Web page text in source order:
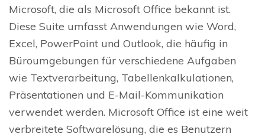
Microsoft, die als Microsoft Office bekannt ist.
Diese Suite umfasst Anwendungen wie Word,
Excel, PowerPoint und Outlook, die häufig in
Büroumgebungen für verschiedene Aufgaben
wie Textverarbeitung, Tabellenkalkulationen,
Präsentationen und E-Mail-Kommunikation
verwendet werden. Microsoft Office ist eine weit
verbreitete Softwarelösung, die es Benutzern